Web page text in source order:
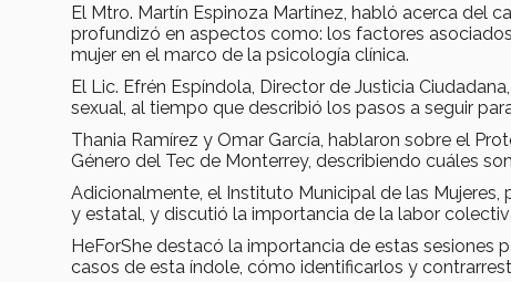
El Mtro. Martín Espinoza Martínez, habló acerca del
profundizó en aspectos como: los factores
mujer en el marco de la psicología clínica.
El Lic. Efrén Espíndola, Director de Justicia
sexual, al tiempo que describió los pasos a seguir
Thania Ramírez y Omar García, hablaron sobre el
Género del Tec de Monterrey, describiendo cuáles
Adicionalmente, el Instituto Municipal de las
y estatal, y discutió la importancia de la labor
HeForShe destacó la importancia de estas sesiones
casos de esta índole, cómo identificarlos y